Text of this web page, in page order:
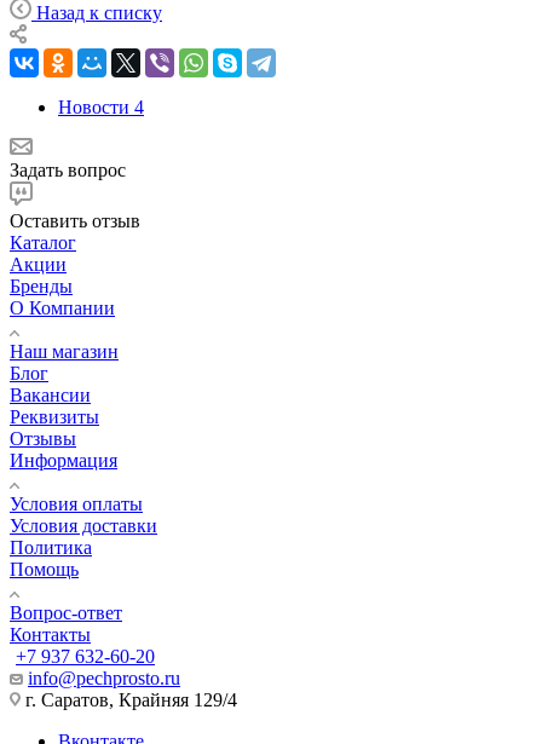
Назад к списку
Новости 4
Задать вопрос
Оставить отзыв
Каталог
Акции
Бренды
О Компании
Наш магазин
Блог
Вакансии
Реквизиты
Отзывы
Информация
Условия оплаты
Условия доставки
Политика
Помощь
Вопрос-ответ
Контакты
+7 937 632-60-20
info@pechprosto.ru
г. Саратов, Крайняя 129/4